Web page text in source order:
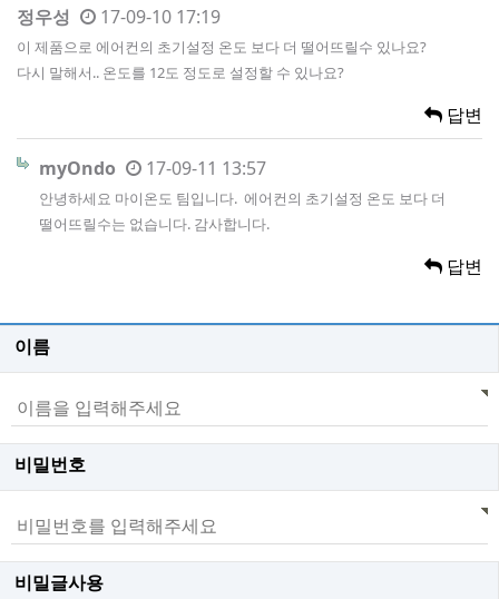
정우성 17-09-10 17:19
이 제품으로 에어컨의 초기설정 온도 보다 더 떨어뜨릴수 있나요?
다시 말해서.. 온도를 12도 정도로 설정할 수 있나요?
답변
myOndo 17-09-11 13:57
안녕하세요 마이온도 팀입니다. 에어컨의 초기설정 온도 보다 더
떨어뜨릴수는 없습니다. 감사합니다.
답변
이름
비밀번호
비밀글사용